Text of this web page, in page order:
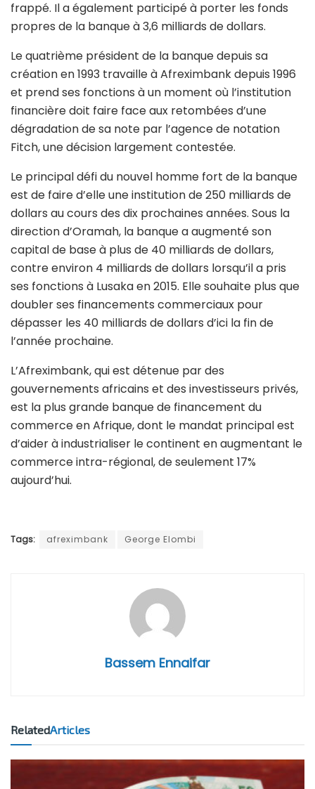
frappé. Il a également participé à porter les fonds
propres de la banque à 3,6 milliards de dollars.
Le quatrième président de la banque depuis sa
création en 1993 travaille à Afreximbank depuis 1996
et prend ses fonctions à un moment où l’institution
financière doit faire face aux retombées d’une
dégradation de sa note par l’agence de notation
Fitch, une décision largement contestée.
Le principal défi du nouvel homme fort de la banque
est de faire d’elle une institution de 250 milliards de
dollars au cours des dix prochaines années. Sous la
direction d’Oramah, la banque a augmenté son
capital de base à plus de 40 milliards de dollars,
contre environ 4 milliards de dollars lorsqu’il a pris
ses fonctions à Lusaka en 2015. Elle souhaite plus que
doubler ses financements commerciaux pour
dépasser les 40 milliards de dollars d’ici la fin de
l’année prochaine.
L’Afreximbank, qui est détenue par des
gouvernements africains et des investisseurs privés,
est la plus grande banque de financement du
commerce en Afrique, dont le mandat principal est
d’aider à industrialiser le continent en augmentant le
commerce intra-régional, de seulement 17%
aujourd’hui.
Tags: afreximbank George Elombi
Bassem Ennaifar
RelatedArticles